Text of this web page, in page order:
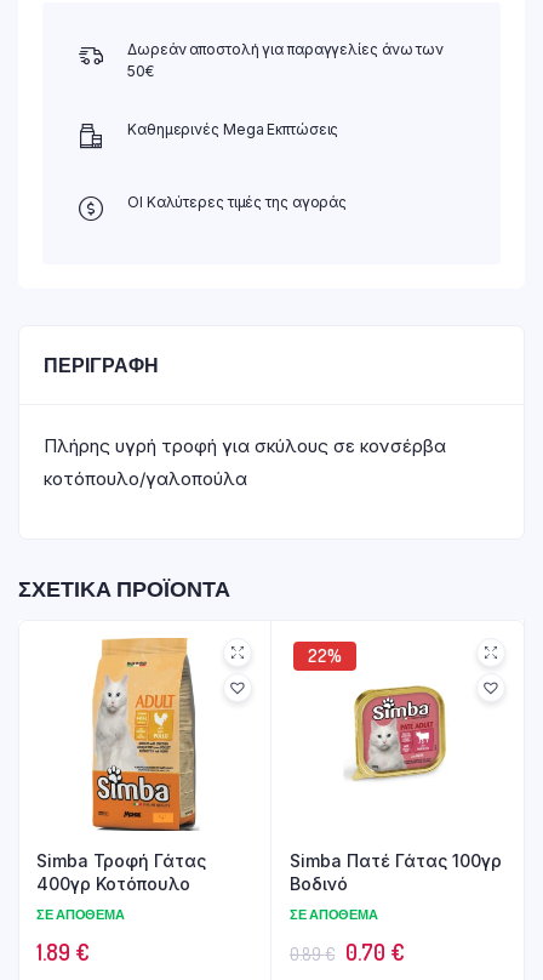
Δωρεάν αποστολή για παραγγελίες άνω των
50€
Καθημερινές Mega Εκπτώσεις
ΟΙ Καλύτερες τιμές της αγοράς
ΠΕΡΙΓΡΑΦΉ
Πλήρης υγρή τροφή για σκύλους σε κονσέρβα
κοτόπουλο/γαλοπούλα
ΣΧΕΤΙΚΆ ΠΡΟΪΌΝΤΑ
Simba Τροφή Γάτας
400γρ Κοτόπουλο
ΣΕ ΑΠΌΘΕΜΑ
1.89 €
22%
Simba Πατέ Γάτας 100γρ
Βοδινό
ΣΕ ΑΠΌΘΕΜΑ
0.89€ Original
0.70 €Η